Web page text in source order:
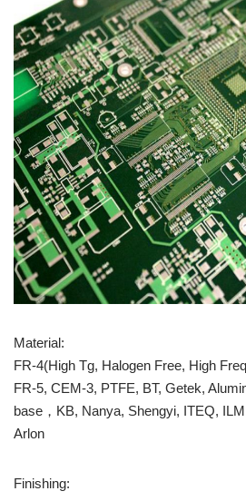
Material:
FR-4(High Tg, Halogen Free, High
FR-5, CEM-3, PTFE, BT, Getek,
base，KB, Nanya, Shengyi, ITEQ,
Arlon
Finishing: